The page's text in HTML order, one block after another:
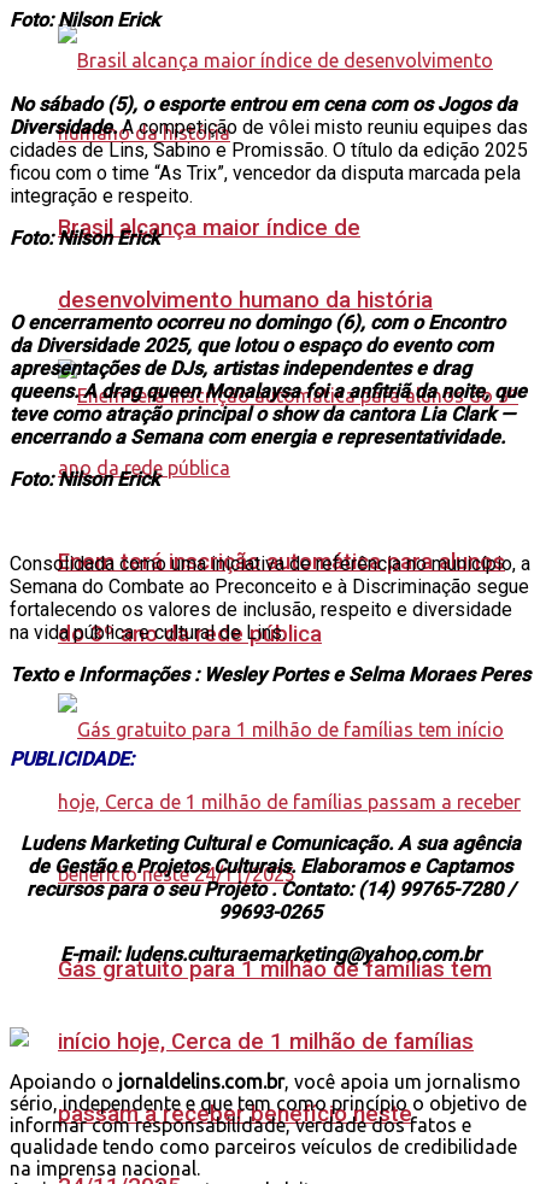
Brasil alcança maior índice de
desenvolvimento humano da história
Enem terá inscrição automática para alunos
do 3º ano da rede pública
Gás gratuito para 1 milhão de famílias tem
início hoje, Cerca de 1 milhão de famílias
passam a receber benefício neste
Foto: Nilson Erick
No sábado (5), o esporte entrou em cena com os Jogos da
Diversidade.A competição de vôlei misto reuniu equipes das
cidades de Lins, Sabino e Promissão. O título da edição 2025
ficou com o time “As Trix”, vencedor da disputa marcada pela
integração e respeito.
Foto: Nilson Erick
O encerramento ocorreu no domingo (6), com o Encontro
da Diversidade 2025, que lotou o espaço do evento com
apresentações de DJs, artistas independentes e drag
queens. A drag queen Monalaysa foi a anfitriã da noite, que
teve como atração principal o show da cantora Lia Clark —
encerrando a Semana com energia e representatividade.
Foto: Nilson Erick
Consolidada como uma iniciativa de referência no município, a
Semana do Combate ao Preconceito e à Discriminação segue
fortalecendo os valores de inclusão, respeito e diversidade
na vida pública e cultural de Lins.
Texto e Informações : Wesley Portes e Selma Moraes Peres
PUBLICIDADE:
Ludens Marketing Cultural e Comunicação. A sua agência
de Gestão e Projetos Culturais. Elaboramos e Captamos
recursos para o seu Projeto . Contato: (14) 99765-7280 /
99693-0265
E-mail: ludens.culturaemarketing@yahoo.com.br
Apoiando o jornaldelins.com.br, você apoia um jornalismo
sério, independente e que tem como princípio o objetivo de
informar com responsabilidade, verdade dos fatos e
qualidade tendo como parceiros veículos de credibilidade
na imprensa nacional.